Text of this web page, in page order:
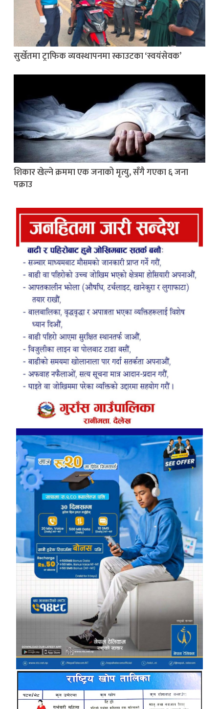
सुर्खेतमा ट्राफिक व्यवस्थापनमा स्काउटका ‘स्वयंसेवक’
शिकार खेल्ने क्रममा एक जनाको मृत्यु, सँगै गएका ६ जना
पक्राउ